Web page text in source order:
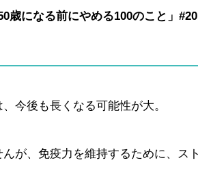
歳になる前にやめる100のこと」#20
今後も長くなる可能性が大。
が、免疫力を維持するために、スト